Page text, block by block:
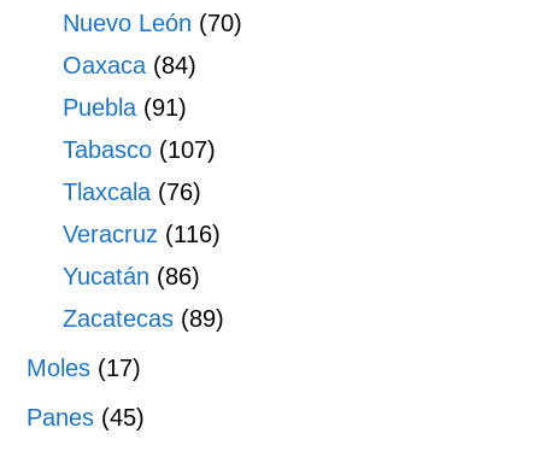
Nuevo León (70)
Oaxaca (84)
Puebla (91)
Tabasco (107)
Tlaxcala (76)
Veracruz (116)
Yucatán (86)
Zacatecas (89)
Moles (17)
Panes (45)